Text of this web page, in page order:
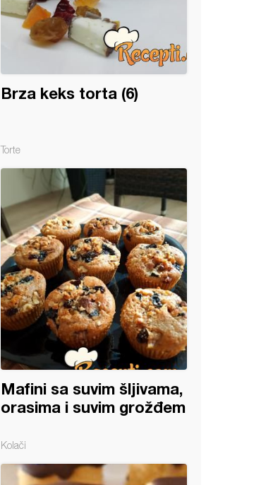
Brza keks torta (6)
Torte
Mafini sa suvim šljivama,
orasima i suvim grožđem
Kolači